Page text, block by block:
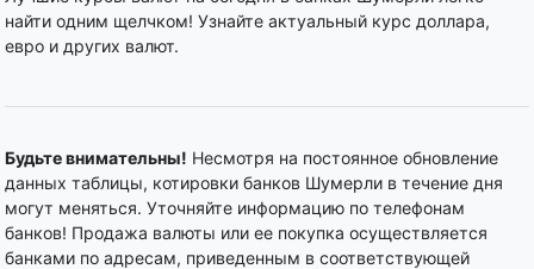
найти одним щелчком! Узнайте актуальный курс доллара,
евро и других валют.
Будьте внимательны! Несмотря на постоянное обновление
данных таблицы, котировки банков Шумерли в течение дня
могут меняться. Уточняйте информацию по телефонам
банков! Продажа валюты или ее покупка осуществляется
банками по адресам, приведенным в соответствующей